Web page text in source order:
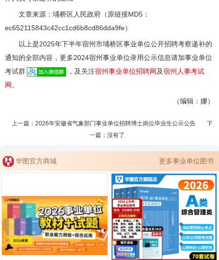
文章来源：埇桥区人民政府（原链接MD5：
ec652115843c42cc1cd6b8cd86dda9fe）
以上是2025年下半年宿州市埇桥区事业单位公开招聘考察递补的
通知的全部内容，更多2024宿州事业单位录用公示信息请加事业单位
考试群
，及关注宿州事业单位招聘网及宿州人事考试
网。
（编辑：娜）
上一篇： 2026年安徽省气象部门事业单位招聘博士岗位毕业生公示公告
下
一篇：没有了
华图官方商城 更多事业单位图书